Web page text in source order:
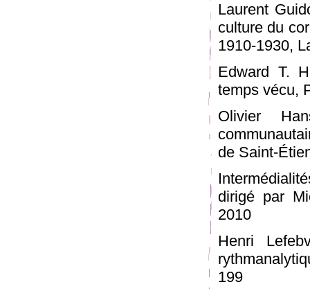
Laurent
culture du
1910-1930,
Edward T.
temps vécu,
Olivier
de Saint-
dirigé par
2010
Henri
199